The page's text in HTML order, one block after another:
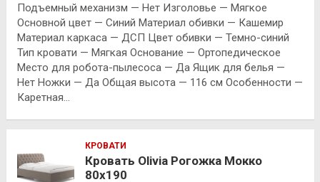
Подъемный механизм — Нет Изголовье — Мягкое
Основной цвет — Синий Материал обивки — Кашемир
Материал каркаса — ДСП Цвет обивки — Темно-синий
Тип кровати — Мягкая Основание — Ортопедическое
Место для робота-пылесоса — Да Ящик для белья —
Нет Ножки — Да Общая высота — 116 см Особенности —
Каретная…
КРОВАТИ
Кровать Olivia Рогожка Мокко
80х190